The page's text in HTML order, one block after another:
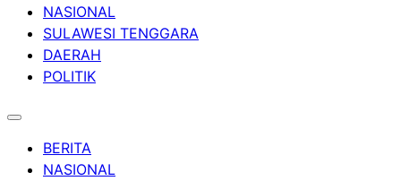
NASIONAL
SULAWESI TENGGARA
DAERAH
POLITIK
BERITA
NASIONAL